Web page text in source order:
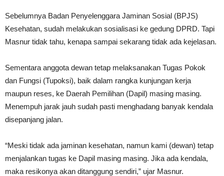
Sebelumnya Badan Penyelenggara Jaminan Sosial (BPJS)
Kesehatan, sudah melakukan sosialisasi ke gedung DPRD. Tapi
Masnur tidak tahu, kenapa sampai sekarang tidak ada kejelasan.
Sementara anggota dewan tetap melaksanakan Tugas Pokok
dan Fungsi (Tupoksi), baik dalam rangka kunjungan kerja
maupun reses, ke Daerah Pemilihan (Dapil) masing masing.
Menempuh jarak jauh sudah pasti menghadang banyak kendala
disepanjang jalan.
“Meski tidak ada jaminan kesehatan, namun kami (dewan) tetap
menjalankan tugas ke Dapil masing masing. Jika ada kendala,
maka resikonya akan ditanggung sendiri,” ujar Masnur.